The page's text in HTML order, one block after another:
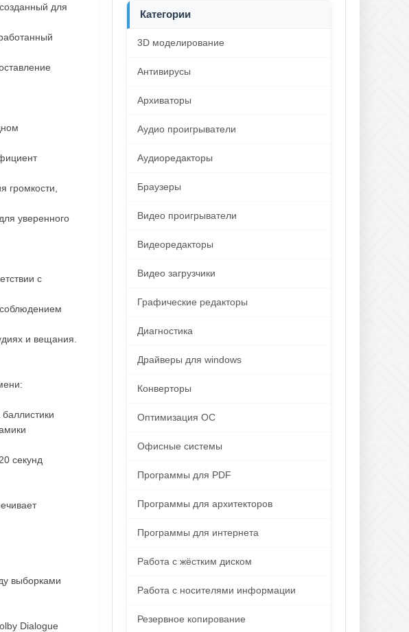
для
громкости,
уверенного
с
и вещания.
секунд
выборками
Dialogue
Категории
3D моделирование
Антивирусы
Архиваторы
Аудио проигрыватели
Аудиоредакторы
Браузеры
Видео проигрыватели
Видеоредакторы
Видео загрузчики
Графические редакторы
Диагностика
Драйверы для windows
Конверторы
Оптимизация ОС
Офисные системы
Программы для PDF
Программы для архитекторов
Программы для интернета
Работа с жёстким диском
Работа с носителями информации
Резервное копирование